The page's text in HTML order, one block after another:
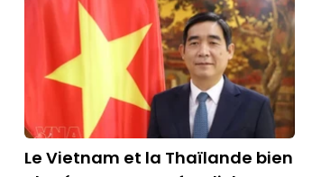
Le Vietnam et la Thaïlande bien